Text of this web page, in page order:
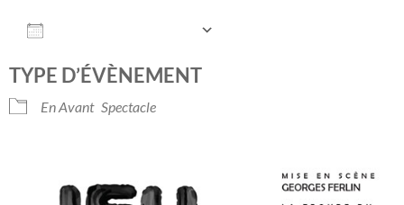
TYPE D’ÉVÈNEMENT
En Avant Spectacle